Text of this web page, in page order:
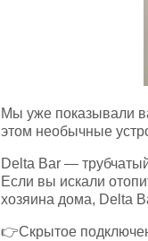
Мы уже показывали
этом необычные
Delta Bar —
Если вы искали
хозяина дома, Delta
👉Скрытое